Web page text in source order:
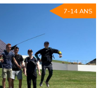
7-14 ANS